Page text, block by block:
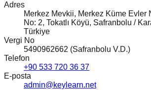
Adres
Merkez Mevkii, Merkez Küme Evler
No: 2, Tokatlı Köyü, Safranbolu /
Türkiye
Vergi No
5490962662 (Safranbolu V.D.)
Telefon
+90 533 720 36 37
E-posta
admin@keylearn.net